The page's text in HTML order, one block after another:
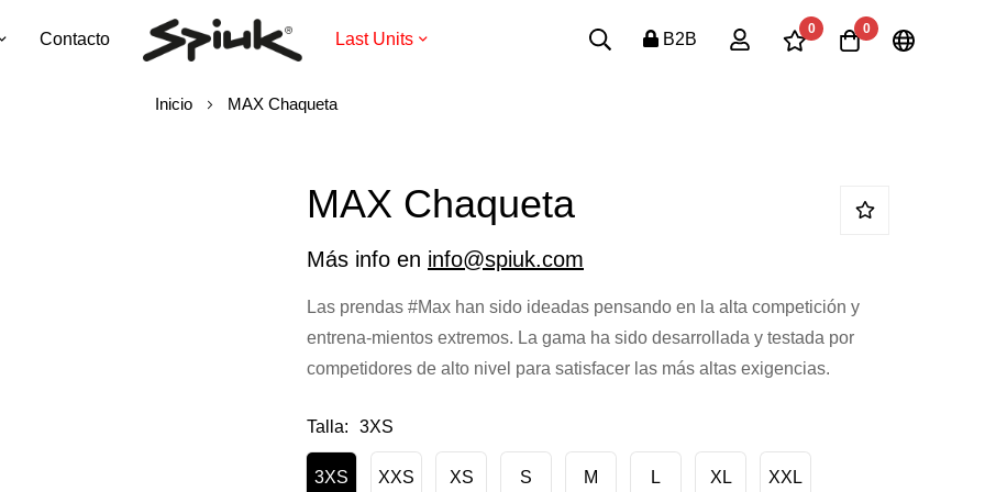
Contacto Last Units B2B
0 0
Inicio MAX Chaqueta
MAX Chaqueta
Más info en info@spiuk.com
Las prendas #Max han sido ideadas pensando en la alta competición y
entrena-mientos extremos. La gama ha sido desarrollada y testada por
competidores de alto nivel para satisfacer las más altas exigencias.
Talla 3XS
3XS XXS XS S M L XL XXL